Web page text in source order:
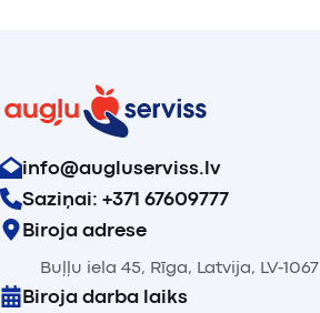
info@augluserviss.lv
Saziņai: +371 67609777
Biroja adrese
Buļļu iela 45, Rīga, Latvija, LV-1067
Biroja darba laiks